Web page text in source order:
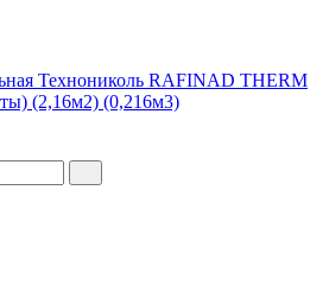
Технониколь RAFINAD THERM
(2,16м2) (0,216м3)